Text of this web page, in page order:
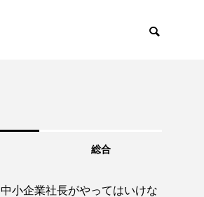
総合
中小企業社長がやってはいけな